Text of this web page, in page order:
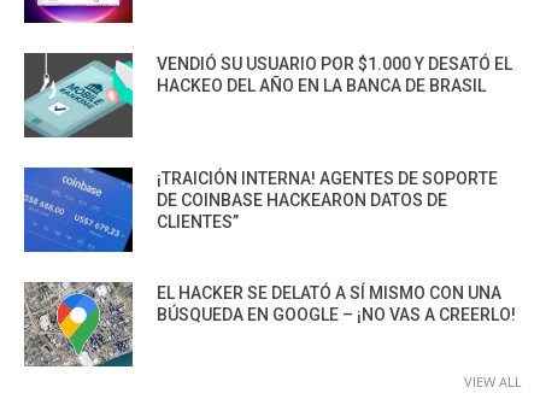
VENDIÓ SU USUARIO POR $1.000 Y DESATÓ EL
HACKEO DEL AÑO EN LA BANCA DE BRASIL
¡TRAICIÓN INTERNA! AGENTES DE SOPORTE
DE COINBASE HACKEARON DATOS DE
CLIENTES”
EL HACKER SE DELATÓ A SÍ MISMO CON UNA
BÚSQUEDA EN GOOGLE – ¡NO VAS A CREERLO!
VIEW ALL